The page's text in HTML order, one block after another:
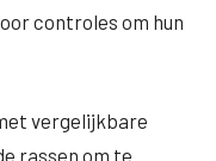
controles om hun
vergelijkbare
rassen om te